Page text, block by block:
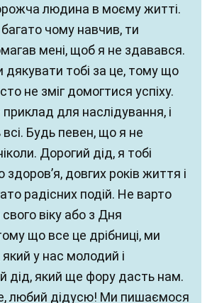
людина в моєму житті.
чому навчив, ти
мені, щоб я не здавався.
тобі за це, тому що
не зміг домогтися успіху.
для наслідування, і
Будь певен, що я не
Дорогий дід, я тобі
довгих років життя і
радісних подій. Не варто
віку або з Дня
що все це дрібниці, ми
у нас молодий і
дід, який ще фору дасть нам.
любий дідусю! Ми пишаємося